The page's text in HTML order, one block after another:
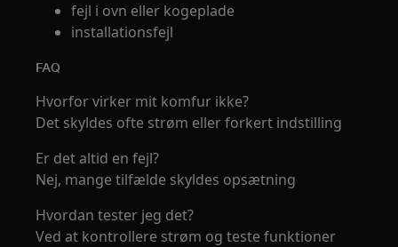
fejl i ovn eller kogeplade
installationsfejl
FAQ
Hvorfor virker mit komfur ikke?
Det skyldes ofte strøm eller forkert indstilling
Er det altid en fejl?
Nej, mange tilfælde skyldes opsætning
Hvordan tester jeg det?
Ved at kontrollere strøm og teste funktioner